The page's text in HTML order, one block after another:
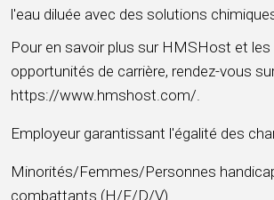
l'eau diluée avec des solutions
Pour en savoir plus sur HMSHost et les
opportunités de carrière, rendez-vous
https://www.hmshost.com/.
Employeur garantissant l'égalité des
Minorités/Femmes/Personnes
combattants (H/F/D/V)